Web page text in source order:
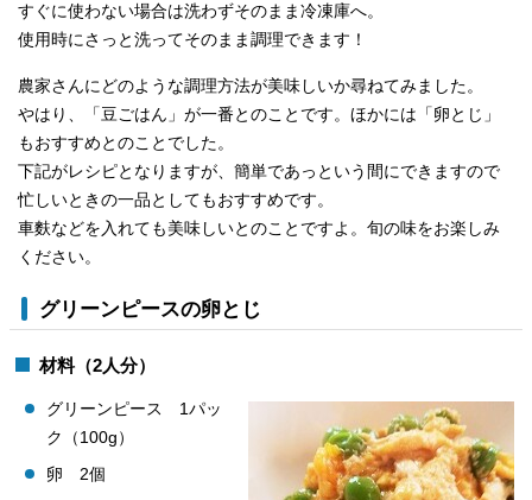
すぐに使わない場合は洗わずそのまま冷凍庫へ。
使用時にさっと洗ってそのまま調理できます！
農家さんにどのような調理方法が美味しいか尋ねてみました。
やはり、「豆ごはん」が一番とのことです。ほかには「卵とじ」
もおすすめとのことでした。
下記がレシピとなりますが、簡単であっという間にできますので
忙しいときの一品としてもおすすめです。
車麩などを入れても美味しいとのことですよ。旬の味をお楽しみ
ください。
グリーンピースの卵とじ
材料（2人分）
グリーンピース 1パッ
ク（100g）
卵 2個